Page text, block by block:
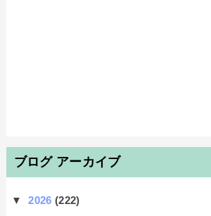
ブログ アーカイブ
▼2026(222)